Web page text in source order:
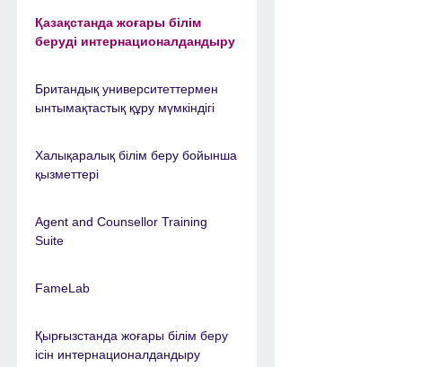
Қазақстанда жоғары білім
беруді интернационалдандыру
Британдық университеттермен
ынтымақтастық құру мүмкіндігі
Халықаралық білім беру бойынша
қызметтерi
Agent and Counsellor Training
Suite
FameLab
Қырғызстанда жоғары білім беру
ісін интернационалдандыру